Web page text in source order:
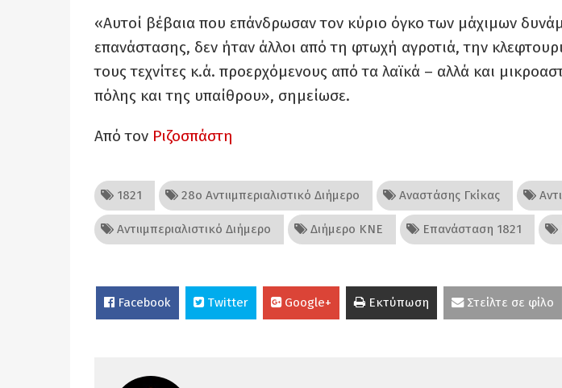
«Αυτοί βέβαια που επάνδρωσαν τον κύριο όγκο των μάχιμων
επανάστασης, δεν ήταν άλλοι από τη φτωχή αγροτιά, την
τους τεχνίτες κ.ά. προερχόμενους από τα λαϊκά – αλλά και
πόλης και της υπαίθρου», σημείωσε.
Από τον Ριζοσπάστη
1821 28ο Αντιιμπεριαλιστικό Διήμερο Αναστάσης Γκίκας
Αντιιμπεριαλιστικό Διήμερο Διήμερο ΚΝΕ Επανάσταση 1821
Facebook Twitter Google+ Εκτύπωση Στείλτε σε φίλο